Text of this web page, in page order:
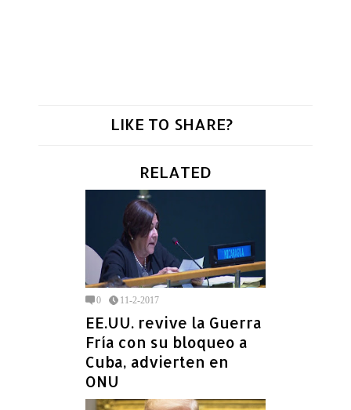
LIKE TO SHARE?
RELATED
0 11-2-2017
EE.UU. revive la Guerra
Fría con su bloqueo a
Cuba, advierten en
ONU